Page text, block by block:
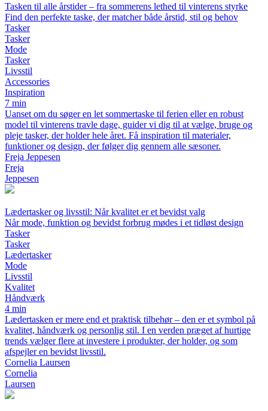
Tasken til alle årstider – fra sommerens lethed til vinterens styrke
Find den perfekte taske, der matcher både årstid, stil og behov
Tasker
Tasker
Mode
Tasker
Livsstil
Accessories
Inspiration
7 min
Uanset om du søger en let sommertaske til ferien eller en robust
model til vinterens travle dage, guider vi dig til at vælge, bruge og
pleje tasker, der holder hele året. Få inspiration til materialer,
funktioner og design, der følger dig gennem alle sæsoner.
Freja Jeppesen
Freja
Jeppesen
Lædertasker og livsstil: Når kvalitet er et bevidst valg
Når mode, funktion og bevidst forbrug mødes i et tidløst design
Tasker
Tasker
Lædertasker
Mode
Livsstil
Kvalitet
Håndværk
4 min
Lædertasken er mere end et praktisk tilbehør – den er et symbol på
kvalitet, håndværk og personlig stil. I en verden præget af hurtige
trends vælger flere at investere i produkter, der holder, og som
afspejler en bevidst livsstil.
Cornelia Laursen
Cornelia
Laursen